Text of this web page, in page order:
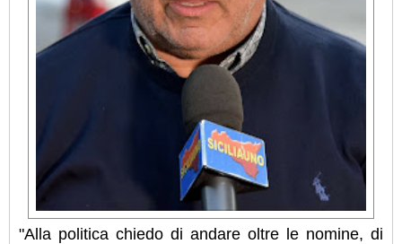
"Alla politica chiedo di andare oltre le nomine, di